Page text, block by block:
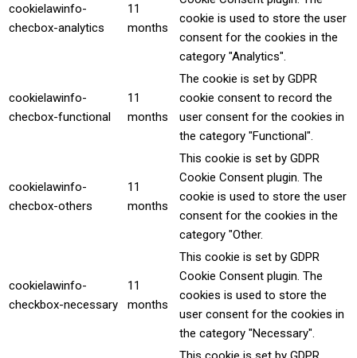
cookielawinfo-
checbox-analytics
11
months
cookie is used to store the user
consent for the cookies in the
category "Analytics".
cookielawinfo-
checbox-functional
11
months
The cookie is set by GDPR
cookie consent to record the
user consent for the cookies in
the category "Functional".
cookielawinfo-
checbox-others
11
months
This cookie is set by GDPR
Cookie Consent plugin. The
cookie is used to store the user
consent for the cookies in the
category "Other.
cookielawinfo-
checkbox-necessary
11
months
This cookie is set by GDPR
Cookie Consent plugin. The
cookies is used to store the
user consent for the cookies in
the category "Necessary".